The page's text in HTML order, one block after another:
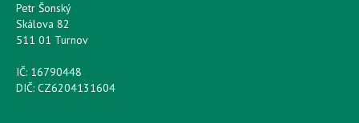
Petr Šonský
Skálova 82
511 01 Turnov
IČ: 16790448
DIČ: CZ6204131604